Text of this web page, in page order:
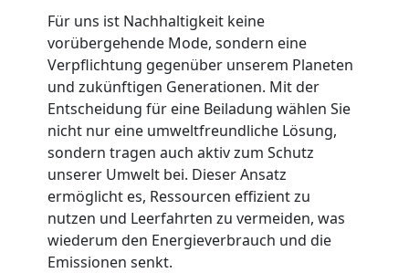
Für uns ist Nachhaltigkeit keine
vorübergehende Mode, sondern eine
Verpflichtung gegenüber unserem Planeten
und zukünftigen Generationen. Mit der
Entscheidung für eine Beiladung wählen Sie
nicht nur eine umweltfreundliche Lösung,
sondern tragen auch aktiv zum Schutz
unserer Umwelt bei. Dieser Ansatz
ermöglicht es, Ressourcen effizient zu
nutzen und Leerfahrten zu vermeiden, was
wiederum den Energieverbrauch und die
Emissionen senkt.
Wolfsberg
Privatumzug
Wolfsberg
Tresortransport